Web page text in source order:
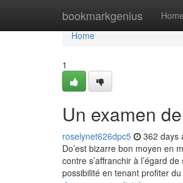
bookmarkgenius Home
Home
Home
1
Un examen
roselynet626dpc5 362 days
Do’est bizarre bon moyen en
contre s’affranchir à l’égard
possibilité en tenant profiter